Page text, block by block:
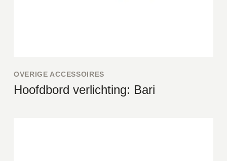
OVERIGE ACCESSOIRES
Hoofdbord verlichting: Bari